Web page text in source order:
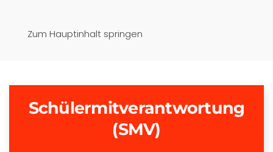
Zum Hauptinhalt springen
Schongau
Schülermitverantwortung
(SMV)